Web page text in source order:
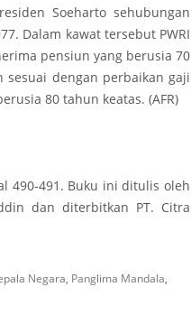
Soeharto sehubungan
Dalam kawat tersebut PWRI
pensiun yang berusia 70
sesuai dengan perbaikan gaji
80 tahun keatas. (AFR)
490-491. Buku ini ditulis oleh
dan diterbitkan PT. Citra
Negara, Panglima Mandala,